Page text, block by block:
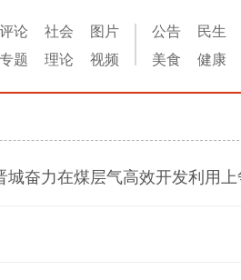
评论 社会
图片
专题 理论 视频
公告 民生
美食
健康
奋力在煤层气高效开发利用